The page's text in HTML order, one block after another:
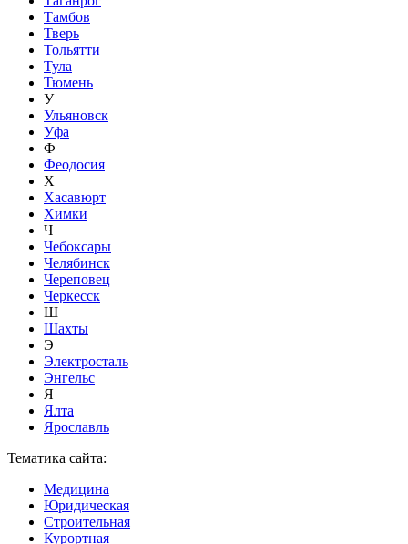
Тамбов
Тверь
Тольятти
Тула
Тюмень
У
Ульяновск
Уфа
Ф
Феодосия
Х
Хасавюрт
Химки
Ч
Чебоксары
Челябинск
Череповец
Черкесск
Ш
Шахты
Э
Электросталь
Энгельс
Я
Ялта
Ярославль
Тематика сайта:
Медицина
Юридическая
Строительная
Курортная